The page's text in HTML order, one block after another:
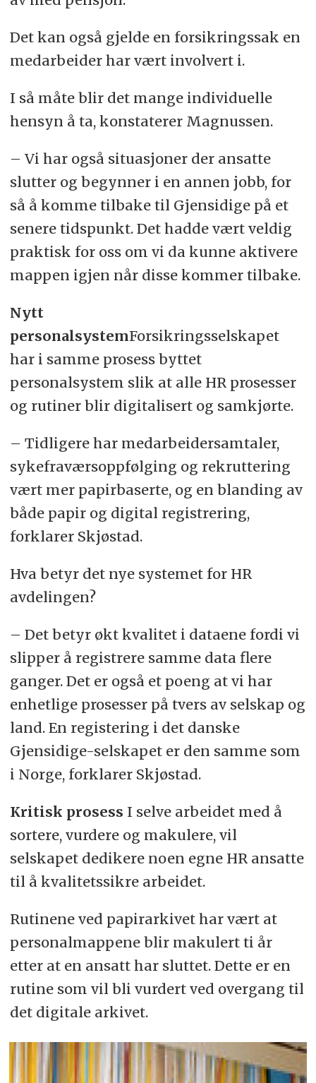
Det kan også gjelde en forsikringssak en
medarbeider har vært involvert i.
I så måte blir det mange individuelle
hensyn å ta, konstaterer Magnussen.
– Vi har også situasjoner der ansatte
slutter og begynner i en annen jobb, for
så å komme tilbake til Gjensidige på et
senere tidspunkt. Det hadde vært veldig
praktisk for oss om vi da kunne aktivere
mappen igjen når disse kommer tilbake.
Nytt
personalsystemForsikringsselskapet
har i samme prosess byttet
personalsystem slik at alle HR prosesser
og rutiner blir digitalisert og samkjørte.
– Tidligere har medarbeidersamtaler,
sykefraværsoppfølging og rekruttering
vært mer papirbaserte, og en blanding av
både papir og digital registrering,
forklarer Skjøstad.
Hva betyr det nye systemet for HR
avdelingen?
– Det betyr økt kvalitet i dataene fordi vi
slipper å registrere samme data flere
ganger. Det er også et poeng at vi har
enhetlige prosesser på tvers av selskap og
land. En registering i det danske
Gjensidige-selskapet er den samme som
i Norge, forklarer Skjøstad.
Kritisk prosess I selve arbeidet med å
sortere, vurdere og makulere, vil
selskapet dedikere noen egne HR ansatte
til å kvalitetssikre arbeidet.
Rutinene ved papirarkivet har vært at
personalmappene blir makulert ti år
etter at en ansatt har sluttet. Dette er en
rutine som vil bli vurdert ved overgang til
det digitale arkivet.